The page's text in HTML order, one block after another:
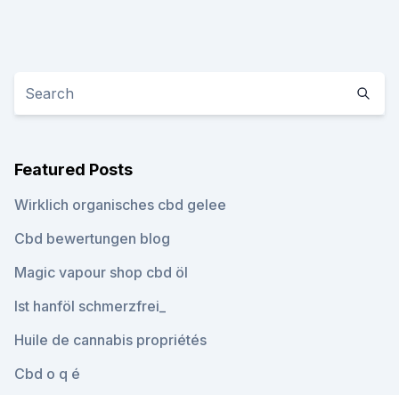
Featured Posts
Wirklich organisches cbd gelee
Cbd bewertungen blog
Magic vapour shop cbd öl
Ist hanföl schmerzfrei_
Huile de cannabis propriétés
Cbd o q é